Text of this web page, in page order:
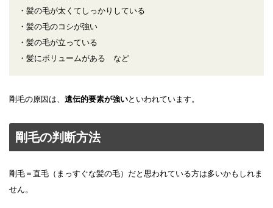
・髪の毛が太くてしっかりしている
・髪の毛のコシが強い
・髪の毛が立っている
・髪にボリュームがある など
剛毛の原因は、 遺伝的要素が強いといわれています。
剛毛の判断方法
剛毛＝直毛（まっすぐな髪の毛）だと思われている方は多いかもしれま
せん。